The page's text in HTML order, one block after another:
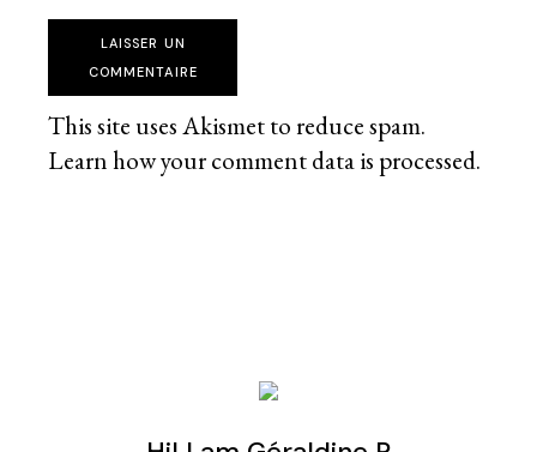
LAISSER UN
COMMENTAIRE
This site uses Akismet to reduce spam.
Learn how your comment data is processed.